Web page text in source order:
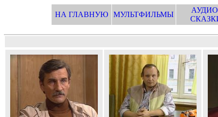
НА ГЛАВНУЮ МУЛЬТФИЛЬМЫ